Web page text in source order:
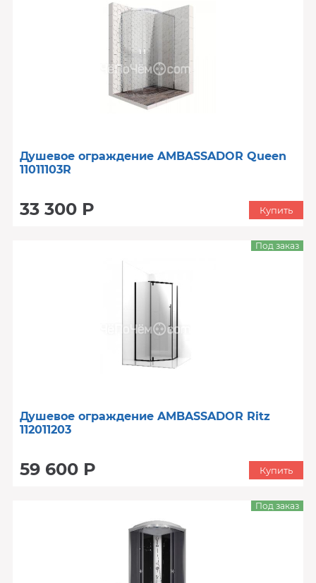
Душевое ограждение AMBASSADOR Queen
11011103R
33 300 Р Купить
Душевое ограждение AMBASSADOR Ritz
112011203
59 600 Р
Под заказ
Купить
Под заказ